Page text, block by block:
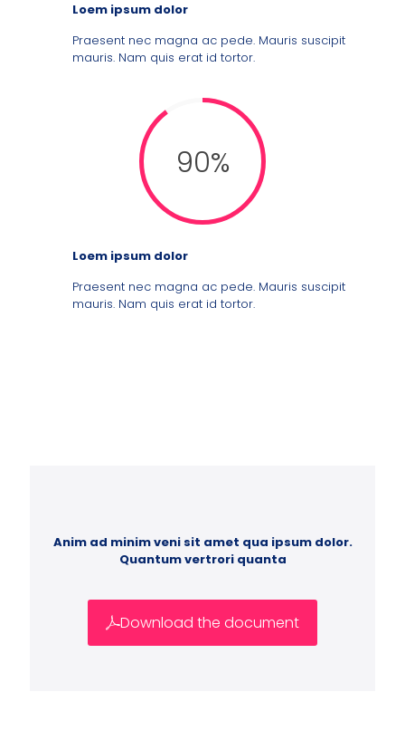
Loem ipsum dolor
Praesent nec magna ac pede. Mauris suscipit
mauris. Nam quis erat id tortor.
90%
Loem ipsum dolor
Praesent nec magna ac pede. Mauris suscipit
mauris. Nam quis erat id tortor.
Anim ad minim veni sit amet qua ipsum dolor.
Quantum vertrori quanta
Download the document